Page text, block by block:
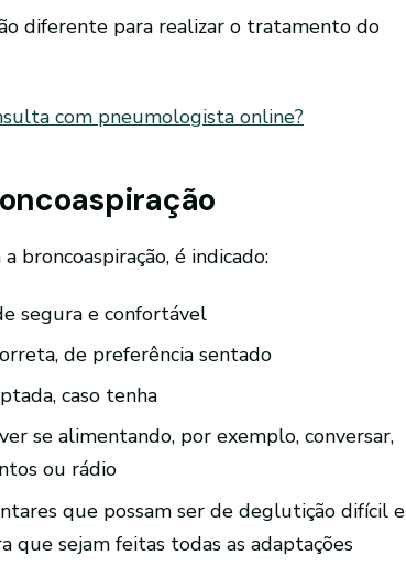
diferente para realizar o tratamento do
com pneumologista online?
broncoaspiração, é indicado:
segura e confortável
de preferência sentado
caso tenha
se alimentando, por exemplo, conversar,
ou rádio
que possam ser de deglutição difícil e
que sejam feitas todas as adaptações